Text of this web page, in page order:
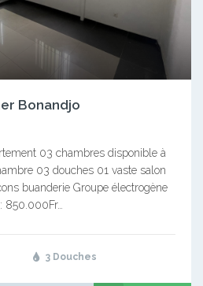
Bonandjo
03 chambres disponible à
03 douches 01 vaste salon
buanderie Groupe électrogène
850.000Fr…
3 Douches